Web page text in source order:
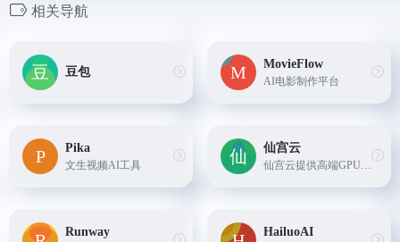
相关导航
豆包
MovieFlow
AI电影制作平台
Pika
文生视频AI工具
仙宫云
仙宫云提供高端GPU算力租赁服务，适用于AI应用、数据挖掘和计算密集型任务，具有简单、高效、安全、实惠等优势。
Runway HailuoAI